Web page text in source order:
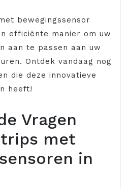
bewegingssensor
efficiënte manier om uw
aan te passen aan uw
Ontdek vandaag nog
die deze innovatieve
heeft!
Vragen
met
in